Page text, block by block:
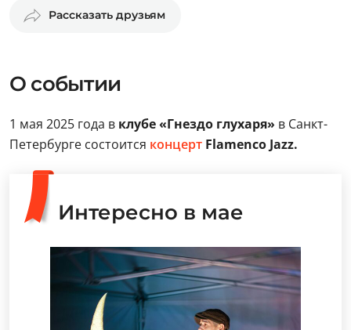
Рассказать друзьям
О событии
1 мая 2025 года в клубе «Гнездо глухаря» в Санкт-
Петербурге состоится концерт Flamenco Jazz.
Интересно в мае